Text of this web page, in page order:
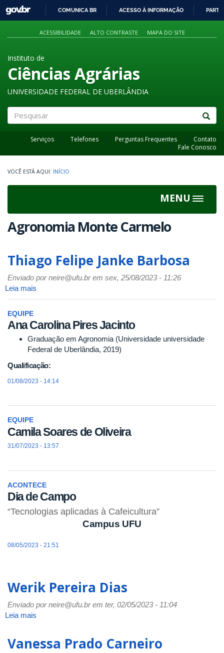
PARA
O
GOVBR
COMUNICA BR ACESSO À INFORMAÇÃO
ACESSIBILIDADE ALTO CONTRASTE MAPA DO SITE
Instituto de
Ciências Agrárias
UNIVERSIDADE FEDERAL DE UBERLÂNDIA
Serviços Telefones Perguntas Frequentes
Contato
Fale Conosco
INÍCIO
MENU
Toggle
Agronomia Monte Carmelo
Thiago Felipe Janke Barbosa
Enviado porneire@ufu.brem sex, 25/08/2023 - 11:26
Leia mais
Thiago
Janke
Barbosa
EQUIPE
Ana Carolina Pires Jacinto
Graduação em Agronomia (Universidade universidade
Federal de Uberlândia, 2019)
Qualificação:
01/08/2023 - 14:14
EQUIPE
Camila Soares de Oliveira
31/07/2023 - 13:57
ACONTECE
Dia de Campo
“Tecnologias aplicadas à Cafeicultura”
Campus UFU
08/05/2023 - 21:51
Werik Pereira Dias
Enviado porneire@ufu.brem ter, 02/05/2023 - 11:04
Leia mais
Dias
Vanessa Prado Carneiro